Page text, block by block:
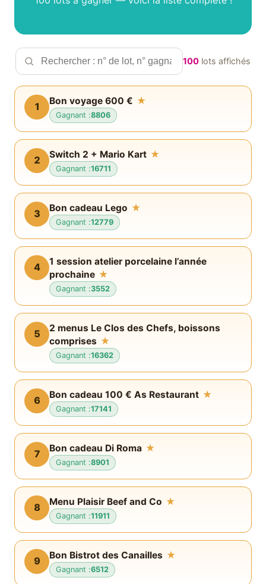
100 lots affichés
1 Bon voyage 600 € ★
Gagnant :8806
2 Switch 2 + Mario Kart ★
Gagnant :16711
3 Bon cadeau Lego ★
Gagnant :12779
4
1 session atelier porcelaine l’année
prochaine ★
Gagnant :3552
5
2 menus Le Clos des Chefs, boissons
comprises ★
Gagnant :16362
6 Bon cadeau 100 € As Restaurant ★
Gagnant :17141
7 Bon cadeau Di Roma ★
Gagnant :8901
8 Menu Plaisir Beef and Co ★
Gagnant :11911
9 Bon Bistrot des Canailles ★
Gagnant :6512